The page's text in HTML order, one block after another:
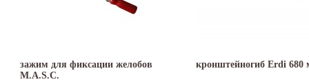
зажим для фиксации желобов
M.A.S.C.
кронштейногиб Erdi 680